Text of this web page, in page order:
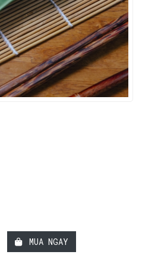
MUA NGAY